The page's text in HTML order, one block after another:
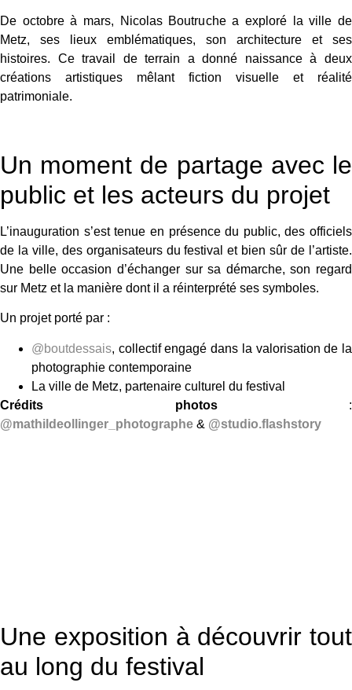
De octobre à mars, Nicolas Boutruche a exploré la ville de
Metz, ses lieux emblématiques, son architecture et ses
histoires. Ce travail de terrain a donné naissance à deux
créations artistiques mêlant fiction visuelle et réalité
patrimoniale.
Un moment de partage avec le
public et les acteurs du projet
L’inauguration s’est tenue en présence du public, des officiels
de la ville, des organisateurs du festival et bien sûr de l’artiste.
Une belle occasion d’échanger sur sa démarche, son regard
sur Metz et la manière dont il a réinterprété ses symboles.
Un projet porté par :
@boutdessais, collectif engagé dans la valorisation de la
photographie contemporaine
La ville de Metz, partenaire culturel du festival
Crédits photos:
@mathildeollinger_photographe & @studio.flashstory
Une exposition à découvrir tout
au long du festival